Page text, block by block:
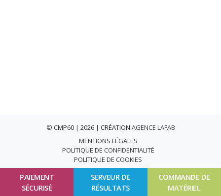
PAIEMENT
SÉCURISÉ
SERVEUR DE
RÉSULTATS
COMMANDE DE
MATÉRIEL
© CMP60 | 2026 | CRÉATION AGENCE LAFAB
MENTIONS LÉGALES
POLITIQUE DE CONFIDENTIALITÉ
POLITIQUE DE COOKIES